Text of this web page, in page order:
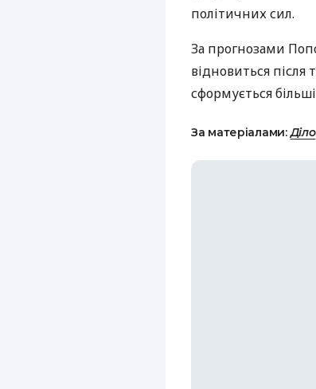
політичних сил.
За прогнозами
відновиться після
сформується
За матеріалами:Діло